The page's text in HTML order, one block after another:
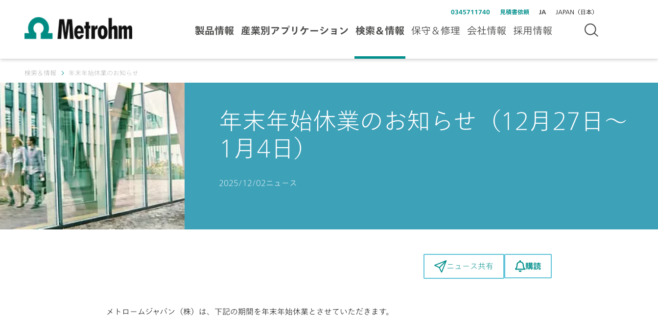
0345711740 見積書依頼 JA JAPAN（日本）
製品情報 産業別アプリケーション 検索＆情報 保守＆修理 会社情報 採用情報
検索＆情報 年末年始休業のお知らせ
年末年始休業のお知らせ（12月27日～
1月4日）
2025/12/02 ニュース
ニュース共有 購読
メトロームジャパン（株）は、下記の期間を年末年始休業とさせていただきます。